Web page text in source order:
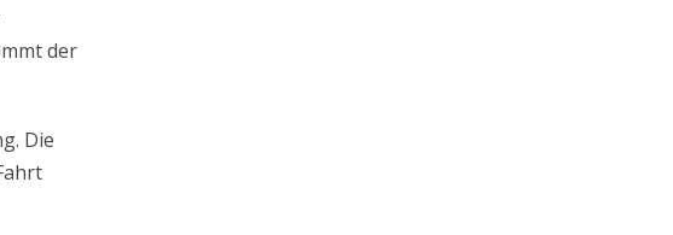
der
Die